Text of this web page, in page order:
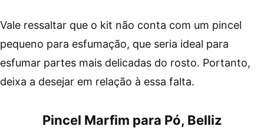
Vale ressaltar que o kit não conta com um pincel
pequeno para esfumação, que seria ideal para
esfumar partes mais delicadas do rosto. Portanto,
deixa a desejar em relação à essa falta.
Pincel Marfim para Pó, Belliz